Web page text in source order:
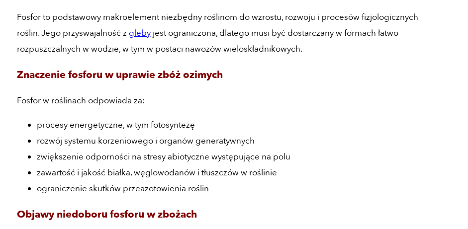
Fosfor to podstawowy makroelement niezbędny roślinom do wzrostu, rozwoju i procesów fizjologicznych
roślin. Jego przyswajalność z glebyjest ograniczona, dlatego musi być dostarczany w formach łatwo
rozpuszczalnych w wodzie, w tym w postaci nawozów wieloskładnikowych.
Znaczenie fosforu w uprawie zbóż ozimych
Fosfor w roślinach odpowiada za:
procesy energetyczne, w tym fotosyntezę
rozwój systemu korzeniowego i organów generatywnych
zwiększenie odporności na stresy abiotyczne występujące na polu
zawartość i jakość białka, węglowodanów i tłuszczów w roślinie
ograniczenie skutków przeazotowienia roślin
Objawy niedoboru fosforu w zbożach